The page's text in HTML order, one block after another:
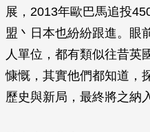
展，2013年歐巴馬追投
盟丶日本也紛紛跟進。眼
人單位，都有類似往昔英
慷慨，其實他們都知道，
歷史與新局，最終將之納